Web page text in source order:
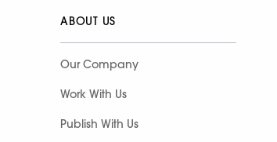
ABOUT US
Our Company
Work With Us
Publish With Us